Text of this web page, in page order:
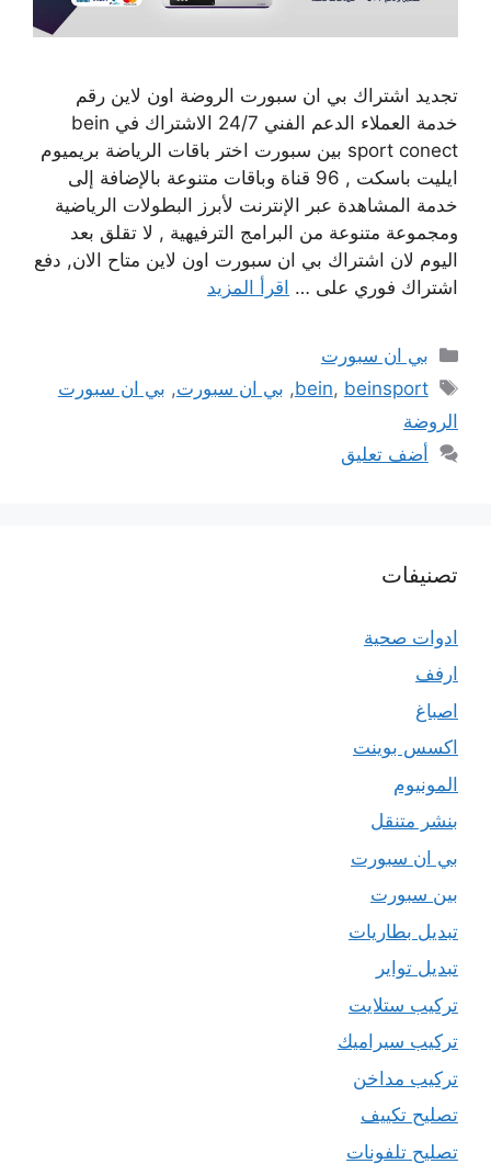
تجديد اشتراك بي ان سبورت الروضة اون لاين رقم
خدمة العملاء الدعم الفني 24/7 الاشتراك في bein
sport conect بين سبورت اختر باقات الرياضة بريميوم
ايليت باسكت , 96 قناة وباقات متنوعة بالإضافة إلى
خدمة المشاهدة عبر الإنترنت لأبرز البطولات الرياضية
ومجموعة متنوعة من البرامج الترفيهية , لا تقلق بعد
اليوم لان اشتراك بي ان سبورت اون لاين متاح الان, دفع
اشتراك فوري على … اقرأ المزيد
التصنيفات
بي ان سبورت
الوسوم
bein, beinsport
, بي ان سبورت, بي ان سبورت
الروضة
أضف تعليق
تصنيفات
ادوات صحية
ارفف
اصباغ
اكسس بوينت
المونيوم
بنشر متنقل
بي ان سبورت
بين سبورت
تبديل بطاريات
تبديل تواير
تركيب ستلايت
تركيب سيراميك
تركيب مداخن
تصليح تكييف
تصليح تلفونات